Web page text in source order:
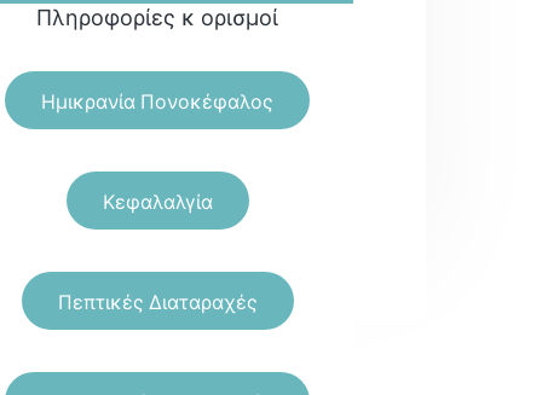
Πληροφορίες κ ορισμοί
Ημικρανία Πονοκέφαλος
Κεφαλαλγία
Πεπτικές Διαταραχές